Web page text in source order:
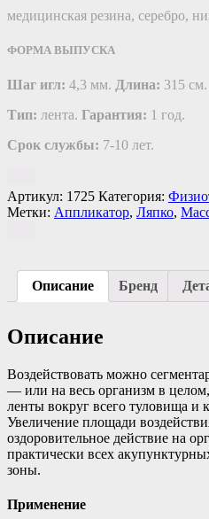
медицинская резина, серебро,
ФОРМА ВЫПУСКА
Шаг игл: 4,3 мм. Длина: 315 см.
Тип: лента. Гарантия: 1 год.
Срок службы: 7-10 лет.
Артикул: 1725 Категория:
Метки: Аппликатор, Ляпко,
Описание Бренд
Описание
Воздействовать можно
— или на весь организм в
ленты вокруг всего туловища и
Увеличение площади
оздоровительное действие на
практически всех
зоны.
Применение